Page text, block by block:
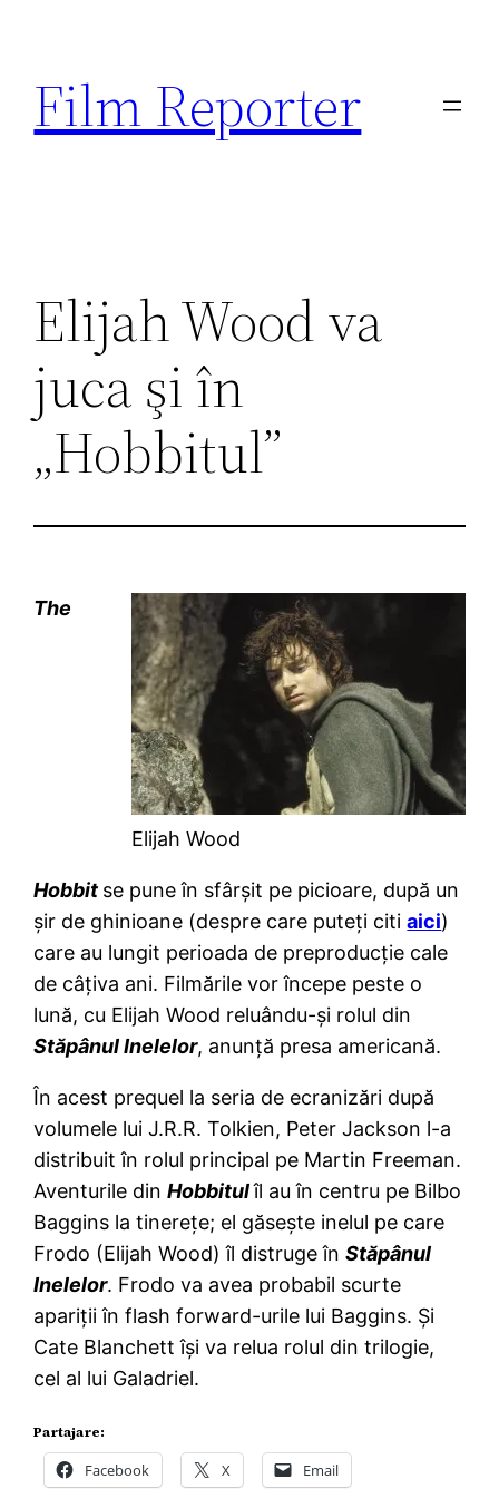
conținut
Film Reporter
Elijah Wood va
juca şi în
„Hobbitul”
Elijah Wood
The
Hobbit se pune în sfârşit pe picioare, după un
şir de ghinioane (despre care puteţi citiaici)
care au lungit perioada de preproducţie cale
de câţiva ani. Filmările vor începe peste o
lună, cu Elijah Wood reluându-şi rolul din
Stăpânul Inelelor, anunţă presa americană.
În acest prequel la seria de ecranizări după
volumele lui J.R.R. Tolkien, Peter Jackson l-a
distribuit în rolul principal pe Martin Freeman.
Aventurile dinHobbitulîl au în centru pe Bilbo
Baggins la tinereţe; el găseşte inelul pe care
Frodo (Elijah Wood) îl distruge înStăpânul
Inelelor. Frodo va avea probabil scurte
apariţii în flash forward-urile lui Baggins. Şi
Cate Blanchett îşi va relua rolul din trilogie,
cel al lui Galadriel.
Partajare:
Facebook X Email